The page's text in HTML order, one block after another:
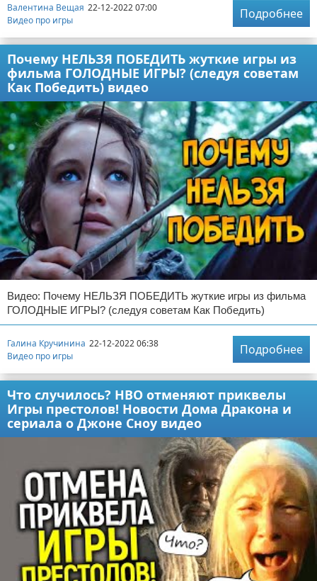
Валентина Вещая 22-12-2022 07:00
Видео про игры
Подробнее
Почему НЕЛЬЗЯ ПОБЕДИТЬ жуткие игры из
фильма ГОЛОДНЫЕ ИГРЫ? (следуя советам
Как Победить) видео
Видео: Почему НЕЛЬЗЯ ПОБЕДИТЬ жуткие игры из фильма
ГОЛОДНЫЕ ИГРЫ? (следуя советам Как Победить)
Галина Кручинина 22-12-2022 06:38
Видео про игры
Подробнее
Что случилось? НВО отменяют приквелы
Игры престолов! Новости Дома Дракона и
сериала о Джоне Сноу видео